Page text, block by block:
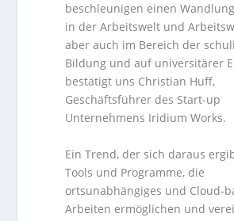
beschleunigen einen
in der Arbeitswelt und
aber auch im Bereich der
Bildung und auf universitärer
bestätigt uns Christian Huff,
Geschäftsführer des Start-up
Unternehmens Iridium Works.
Ein Trend, der sich daraus
Tools und Programme, die
ortsunabhängiges und Cloud-
Arbeiten ermöglichen und